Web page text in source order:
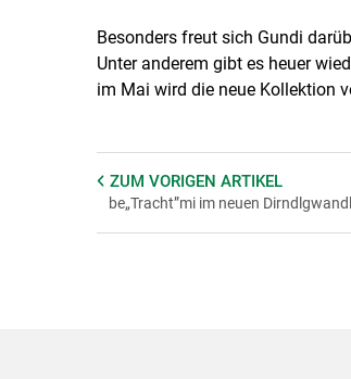
Besonders freut sich Gundi
Unter anderem gibt es heuer
im Mai wird die neue Kollektion
ZUM VORIGEN ARTIKEL
be„Tracht”mi im neuen Dirndlgwandl